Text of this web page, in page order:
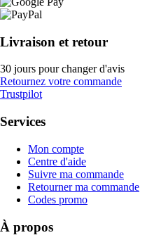
Livraison et retour
30 jours pour changer d'avis
Retournez votre commande
Trustpilot
Services
Mon compte
Centre d'aide
Suivre ma commande
Retourner ma commande
Codes promo
À propos